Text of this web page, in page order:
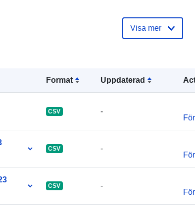
Format Uppdaterad
CSV -
CSV -
CSV -
Visa mer